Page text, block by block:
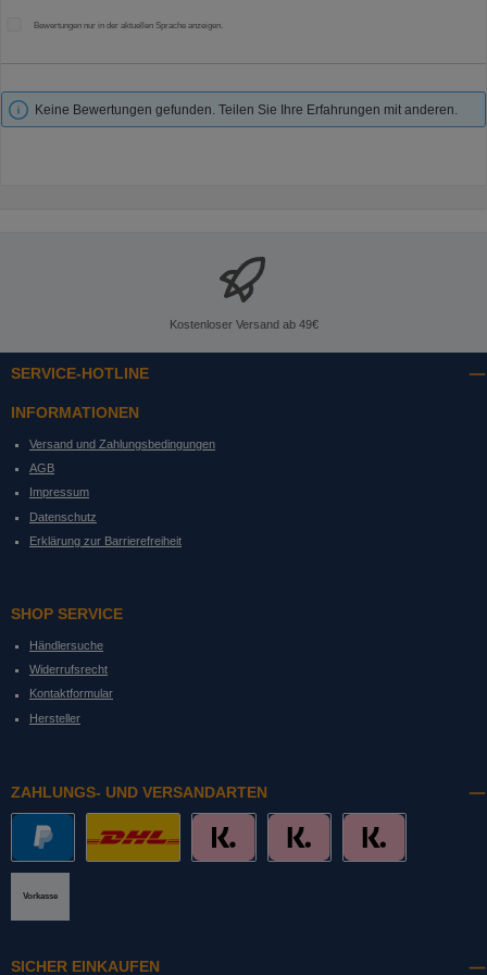
Bewertungen nur in der aktuellen Sprache anzeigen.
Keine Bewertungen gefunden. Teilen Sie Ihre Erfahrungen mit anderen.
Kostenloser Versand ab 49€
SERVICE-HOTLINE
INFORMATIONEN
Versand und Zahlungsbedingungen
AGB
Impressum
Datenschutz
Erklärung zur Barrierefreiheit
SHOP SERVICE
Händlersuche
Widerrufsrecht
Kontaktformular
Hersteller
ZAHLUNGS- UND VERSANDARTEN
Vorkasse
SICHER EINKAUFEN